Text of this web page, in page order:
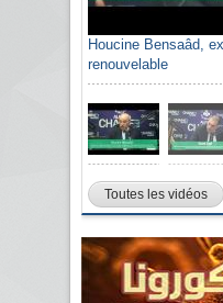
Houcine Bensaâd,
renouvelable
Toutes les vidéos